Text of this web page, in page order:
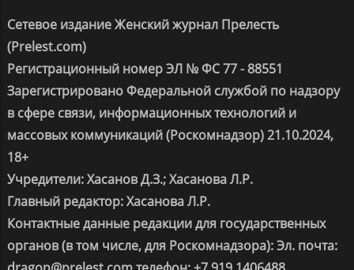
Сетевое издание Женский журнал Прелесть
(Prelest.com)
Регистрационный номер ЭЛ № ФС 77 - 88551
Зарегистрировано Федеральной службой по надзору
в сфере связи, информационных технологий и
массовых коммуникаций (Роскомнадзор) 21.10.2024,
18+
Учредители: Хасанов Д.З.; Хасанова Л.Р.
Главный редактор: Хасанова Л.Р.
Контактные данные редакции для государственных
органов (в том числе, для Роскомнадзора): Эл. почта: